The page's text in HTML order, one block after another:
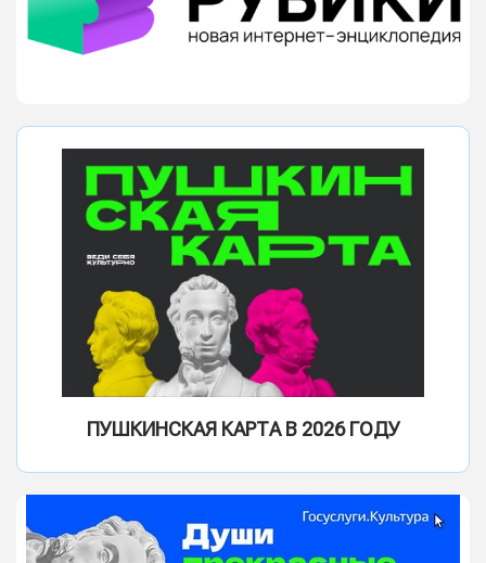
ПУШКИНСКАЯ КАРТА В 2026 ГОДУ